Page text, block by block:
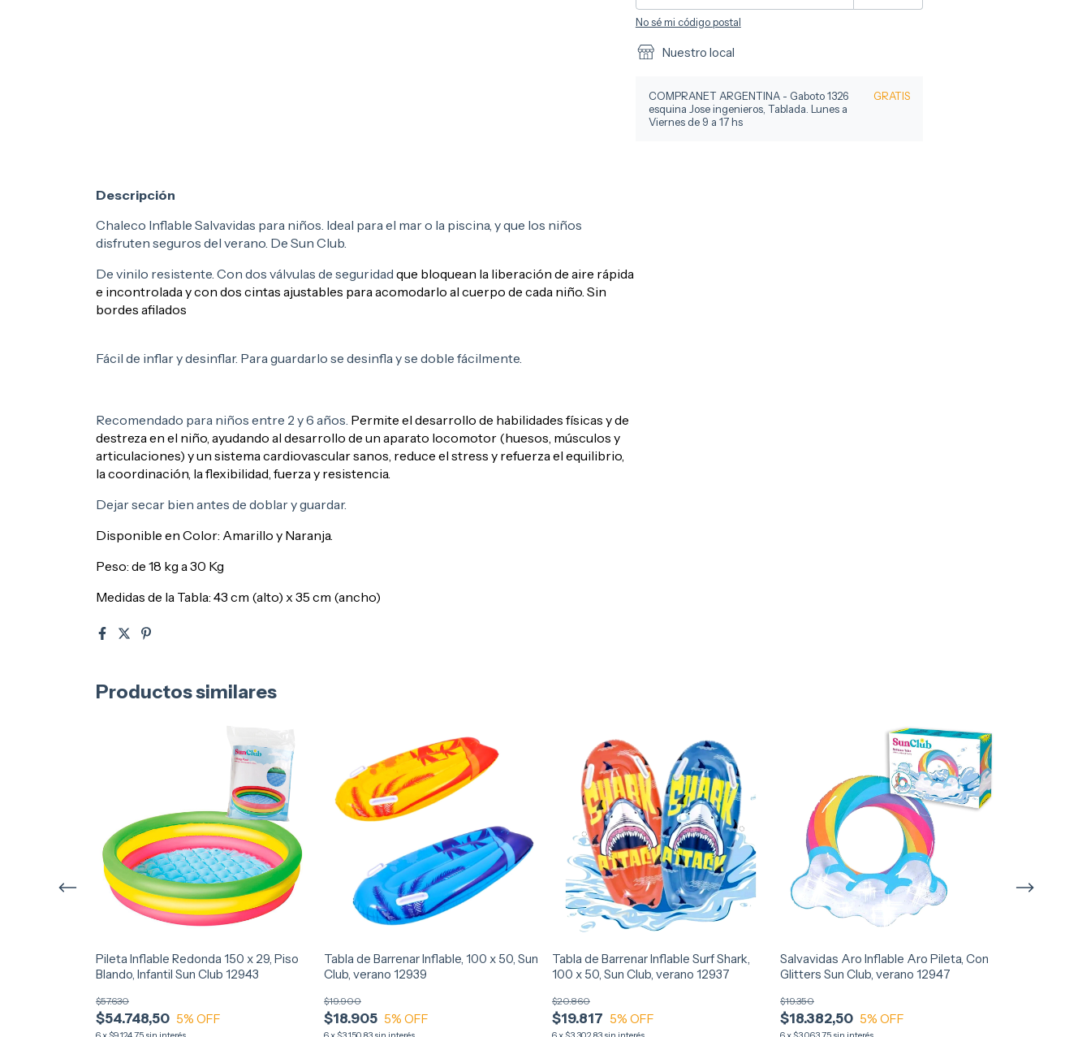
No sé mi código postal
Nuestro local
COMPRANET ARGENTINA - Gaboto 1326
esquina Jose ingenieros, Tablada. Lunes a
Viernes de 9 a 17 hs
GRATIS
Descripción
Chaleco Inflable Salvavidas para niños. Ideal para el mar o la piscina, y que los niños
disfruten seguros del verano. De Sun Club.
De vinilo resistente. Con dos válvulas de seguridad que bloquean la liberación de aire rápida
e incontrolada y con dos cintas ajustables para acomodarlo al cuerpo de cada niño. Sin
bordes afilados
Fácil de inflar y desinflar. Para guardarlo se desinfla y se doble fácilmente.
Recomendado para niños entre 2 y 6 años. Permite el desarrollo de habilidades físicas y de
destreza en el niño, ayudando al desarrollo de un aparato locomotor (huesos, músculos y
articulaciones) y un sistema cardiovascular sanos, reduce el stress y refuerza el equilibrio,
la coordinación, la flexibilidad, fuerza y resistencia.
Dejar secar bien antes de doblar y guardar.
Disponible en Color: Amarillo y Naranja.
Peso: de 18 kg a 30 Kg
Medidas de la Tabla: 43 cm (alto) x 35 cm (ancho)
Productos similares
Pileta Inflable Redonda 150 x 29, Piso
Blando, Infantil Sun Club 12943
$54.748,50
$57.630
5% OFF
Tabla de Barrenar Inflable, 100 x 50, Sun
Club, verano 12939
$18.905
$19.900
5% OFF
Tabla de Barrenar Inflable Surf Shark,
100 x 50, Sun Club, verano 12937
$19.817
$20.860
5% OFF
Salvavidas Aro Inflable Aro Pileta, Con
Glitters Sun Club, verano 12947
$18.382,50
$19.350
5% OFF